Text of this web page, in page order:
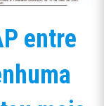
entre